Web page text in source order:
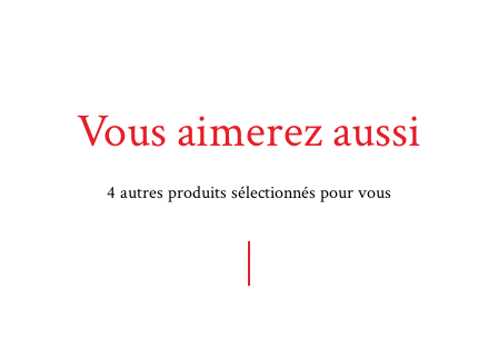
Vous aimerez aussi
4 autres produits sélectionnés pour vous